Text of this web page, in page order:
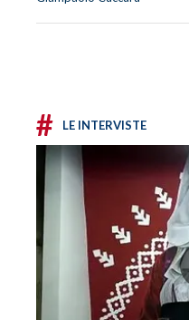
# LE INTERVISTE